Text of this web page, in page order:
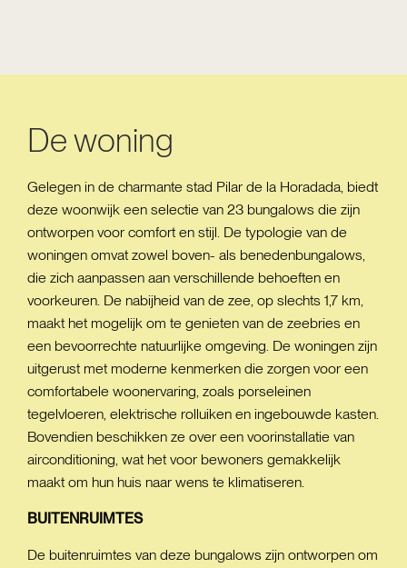
De woning
Gelegen in de charmante stad Pilar de la Horadada, biedt
deze woonwijk een selectie van 23 bungalows die zijn
ontworpen voor comfort en stijl. De typologie van de
woningen omvat zowel boven- als benedenbungalows,
die zich aanpassen aan verschillende behoeften en
voorkeuren. De nabijheid van de zee, op slechts 1,7 km,
maakt het mogelijk om te genieten van de zeebries en
een bevoorrechte natuurlijke omgeving. De woningen zijn
uitgerust met moderne kenmerken die zorgen voor een
comfortabele woonervaring, zoals porseleinen
tegelvloeren, elektrische rolluiken en ingebouwde kasten.
Bovendien beschikken ze over een voorinstallatie van
airconditioning, wat het voor bewoners gemakkelijk
maakt om hun huis naar wens te klimatiseren.
BUITENRUIMTES
De buitenruimtes van deze bungalows zijn ontworpen om